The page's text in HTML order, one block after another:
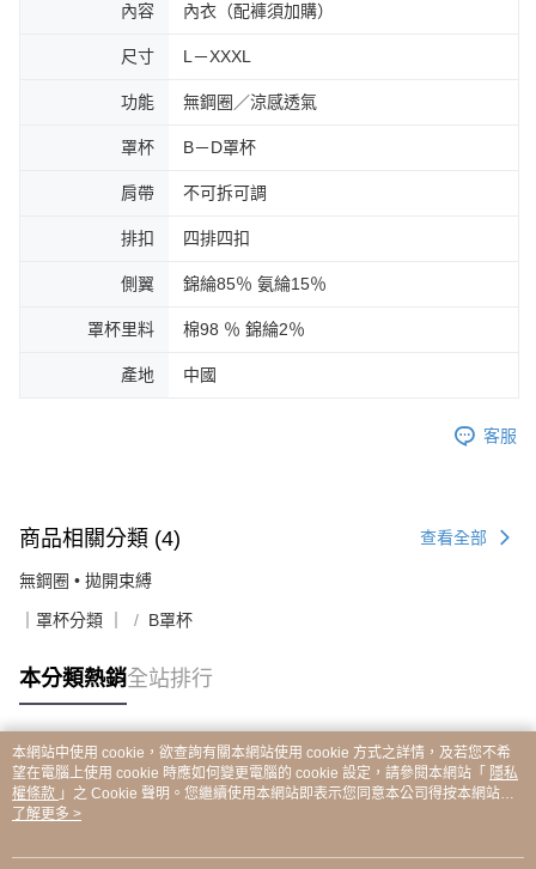
內容 內衣（配褲須加購）
尺寸 L－XXXL
功能 無鋼圈／涼感透氣
罩杯 B－D罩杯
肩帶 不可拆可調
排扣 四排四扣
側翼 錦綸85％ 氨綸15％
罩杯里料 棉98 ％ 錦綸2％
產地 中國
客服
商品相關分類 (4) 查看全部
無鋼圈 • 拋開束縛
｜罩杯分類 ｜ B罩杯
本分類熱銷全站排行
熱門標籤
本網站中使用 cookie，欲查詢有關本網站使用 cookie 方式之詳情，及若您不希
望在電腦上使用 cookie 時應如何變更電腦的 cookie 設定，請參閱本網站「 隱私
權條款 」之 Cookie 聲明。您繼續使用本網站即表示您同意本公司得按本網站使
用條款之 Cookie 聲明使用 cookie。
了解更多 >